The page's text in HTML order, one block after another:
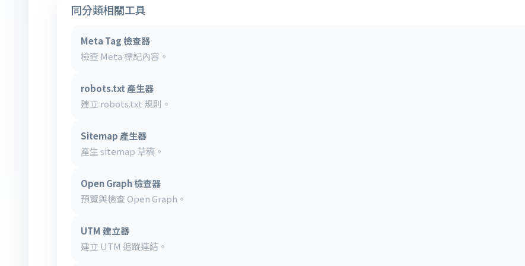
同分類相關工具
Meta Tag 檢查器
檢查 Meta 標記內容。
robots.txt 產生器
建立 robots.txt 規則。
Sitemap 產生器
產生 sitemap 草稿。
Open Graph 檢查器
預覽與檢查 Open Graph。
UTM 建立器
建立 UTM 追蹤連結。